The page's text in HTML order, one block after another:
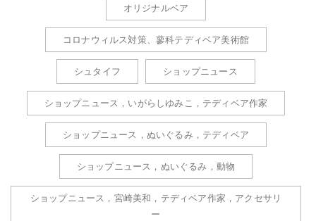
オリジナルベア
コロナウィルス対策、蓼科テディベア美術館
シュタイフ ショップニュース
ショップニュース，いがらしゆみこ，テディベア作家
ショップニュース，ぬいぐるみ，テディベア
ショップニュース，ぬいぐるみ，動物
ショップニュース，宮崎美和，テディベア作家，アクセサリ
ー